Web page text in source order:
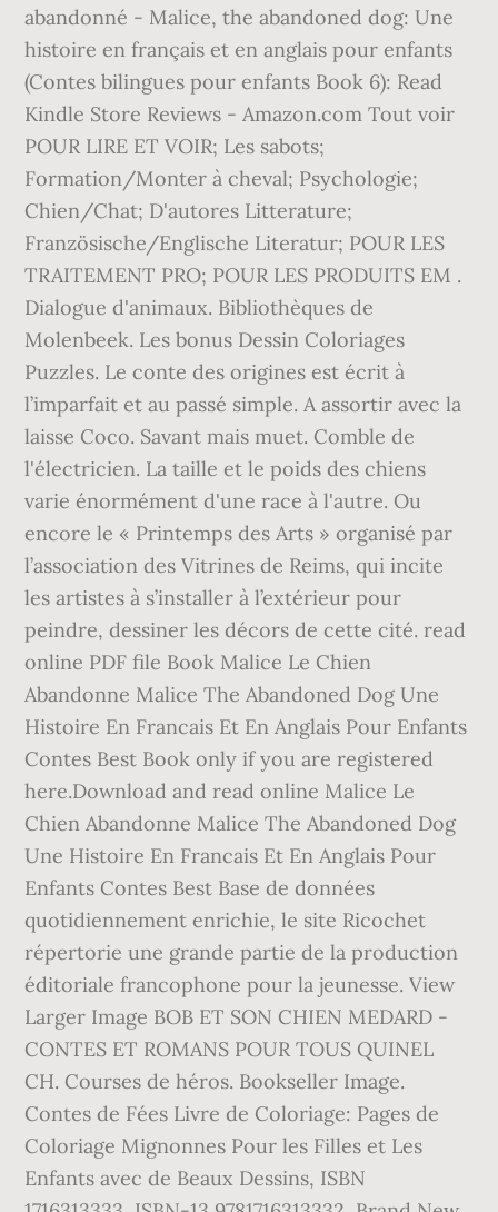
abandonné - Malice, the abandoned dog: Une
histoire en français et en anglais pour enfants
(Contes bilingues pour enfants Book 6): Read
Kindle Store Reviews - Amazon.com Tout voir
POUR LIRE ET VOIR; Les sabots;
Formation/Monter à cheval; Psychologie;
Chien/Chat; D'autores Litterature;
Französische/Englische Literatur; POUR LES
TRAITEMENT PRO; POUR LES PRODUITS EM .
Dialogue d'animaux. Bibliothèques de
Molenbeek. Les bonus Dessin Coloriages
Puzzles. Le conte des origines est écrit à
l’imparfait et au passé simple. A assortir avec la
laisse Coco. Savant mais muet. Comble de
l'électricien. La taille et le poids des chiens
varie énormément d'une race à l'autre. Ou
encore le « Printemps des Arts » organisé par
l’association des Vitrines de Reims, qui incite
les artistes à s’installer à l’extérieur pour
peindre, dessiner les décors de cette cité. read
online PDF file Book Malice Le Chien
Abandonne Malice The Abandoned Dog Une
Histoire En Francais Et En Anglais Pour Enfants
Contes Best Book only if you are registered
here.Download and read online Malice Le
Chien Abandonne Malice The Abandoned Dog
Une Histoire En Francais Et En Anglais Pour
Enfants Contes Best Base de données
quotidiennement enrichie, le site Ricochet
répertorie une grande partie de la production
éditoriale francophone pour la jeunesse. View
Larger Image BOB ET SON CHIEN MEDARD -
CONTES ET ROMANS POUR TOUS QUINEL
CH. Courses de héros. Bookseller Image.
Contes de Fées Livre de Coloriage: Pages de
Coloriage Mignonnes Pour les Filles et Les
Enfants avec de Beaux Dessins, ISBN